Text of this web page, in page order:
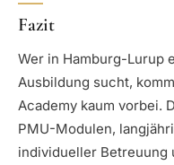
Fazit
Wer in Hamburg-Lurup
Ausbildung sucht,
Academy kaum vorbei.
PMU-Modulen,
individueller Betreuung